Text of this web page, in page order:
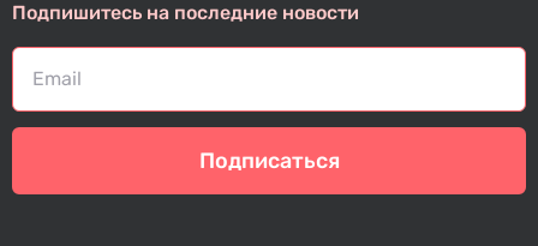
Подпишитесь на последние новости
Подписаться